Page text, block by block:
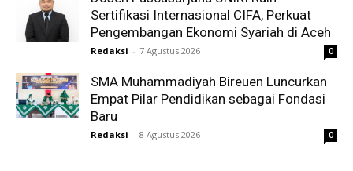
Sertifikasi Internasional CIFA, Perkuat
Pengembangan Ekonomi Syariah di Aceh
Redaksi - 7 Agustus 2026 0
SMA Muhammadiyah Bireuen Luncurkan
Empat Pilar Pendidikan sebagai Fondasi
Baru
Redaksi - 8 Agustus 2026 0